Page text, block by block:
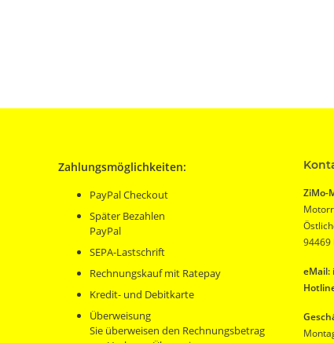
Zahlungsmöglichkeiten:
PayPal Checkout
Später Bezahlen
PayPal
SEPA-Lastschrift
Rechnungskauf mit Ratepay
Kredit- und Debitkarte
Überweisung
Sie überweisen den Rechnungsbetrag
ZiMo-
94469
eMail: